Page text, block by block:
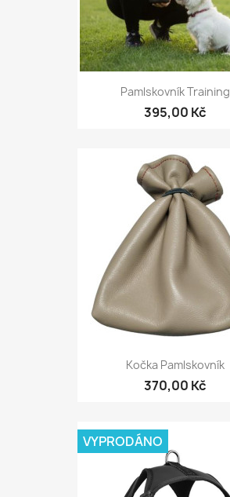
Pamlskovník Training
395,00 Kč
Kočka Pamlskovník
370,00 Kč
VYPRODÁNO